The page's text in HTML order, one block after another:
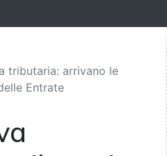
tributaria: arrivano le
Entrate